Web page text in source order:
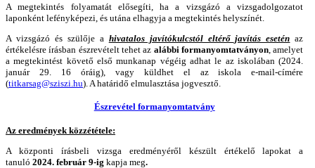
A megtekintés folyamatát elősegíti, ha a vizsgázó a vizsgadolgozatot
laponként lefényképezi, és utána elhagyja a megtekintés helyszínét.
A vizsgázó és szülője a hivatalos javítókulcstól eltérő javítás esetén az
értékelésre írásban észrevételt tehet az alábbi formanyomtatványon , amelyet
a megtekintést követő első munkanap végéig adhat le az iskolában (2024.
január 29. 16 óráig), vagy küldhet el az iskola e-mail-címére
(titkarsag@sziszi.hu). A határidő elmulasztása jogvesztő.
Észrevétel formanyomtatvány
Az eredmények közzététele:
A központi írásbeli vizsga eredményéről készült értékelő lapokat a
tanuló 2024. február 9-ig kapja meg.